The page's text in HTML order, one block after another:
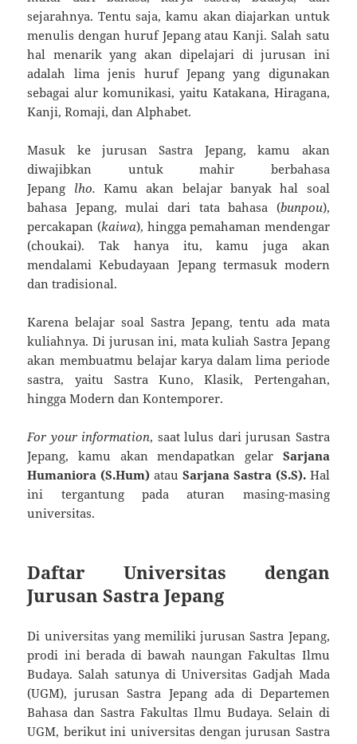
sejarahnya. Tentu saja, kamu akan diajarkan untuk
menulis dengan huruf Jepang atau Kanji. Salah satu
hal menarik yang akan dipelajari di jurusan ini
adalah lima jenis huruf Jepang yang digunakan
sebagai alur komunikasi, yaitu Katakana, Hiragana,
Kanji, Romaji, dan Alphabet.
Masuk ke jurusan Sastra Jepang, kamu akan
diwajibkan untuk mahir berbahasa
Jepang lho. Kamu akan belajar banyak hal soal
bahasa Jepang, mulai dari tata bahasa (bunpou),
percakapan (kaiwa), hingga pemahaman mendengar
(choukai). Tak hanya itu, kamu juga akan
mendalami Kebudayaan Jepang termasuk modern
dan tradisional.
Karena belajar soal Sastra Jepang, tentu ada mata
kuliahnya. Di jurusan ini, mata kuliah Sastra Jepang
akan membuatmu belajar karya dalam lima periode
sastra, yaitu Sastra Kuno, Klasik, Pertengahan,
hingga Modern dan Kontemporer.
For your information, saat lulus dari jurusan Sastra
Jepang, kamu akan mendapatkan gelar Sarjana
Humaniora (S.Hum)atauSarjana Sastra (S.S).Hal
ini tergantung pada aturan masing-masing
universitas.
Daftar Universitas dengan
Jurusan Sastra Jepang
Di universitas yang memiliki jurusan Sastra Jepang,
prodi ini berada di bawah naungan Fakultas Ilmu
Budaya. Salah satunya di Universitas Gadjah Mada
(UGM), jurusan Sastra Jepang ada di Departemen
Bahasa dan Sastra Fakultas Ilmu Budaya. Selain di
UGM, berikut ini universitas dengan jurusan Sastra